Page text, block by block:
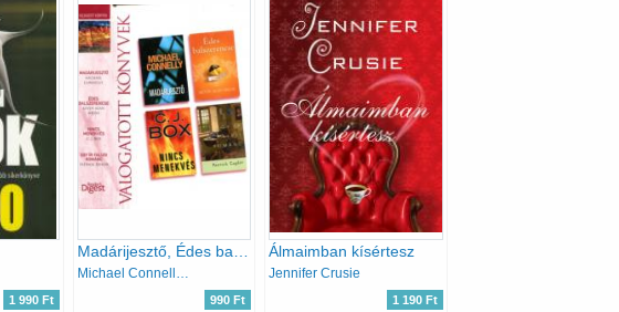
1 990 Ft
Michael Connelly, Kevin Alan Milne, C. J. Box, Patrick Taylor
990 Ft
Álmaimban kísértesz
Jennifer Crusie
1 190 Ft